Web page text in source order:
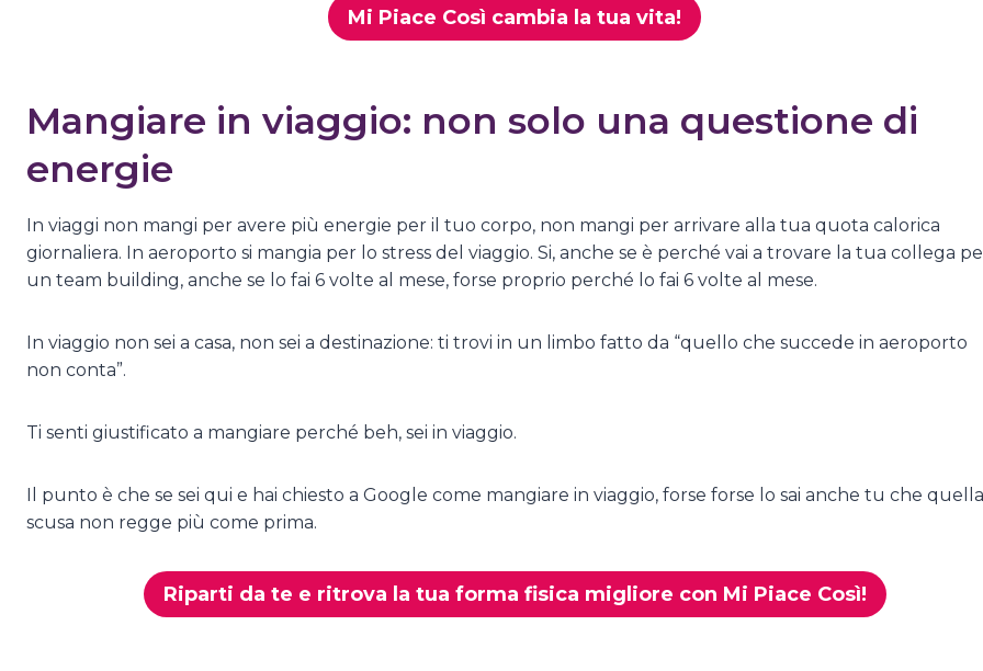
Mi Piace Così cambia la tua vita!
Mangiare in viaggio: non solo una questione di
energie
In viaggi non mangi per avere più energie per il tuo corpo, non mangi per arrivare alla tua quota calorica
giornaliera. In aeroporto si mangia per lo stress del viaggio. Si, anche se è perché vai a trovare la tua collega
un team building, anche se lo fai 6 volte al mese, forse proprio perché lo fai 6 volte al mese.
In viaggio non sei a casa, non sei a destinazione: ti trovi in un limbo fatto da “quello che succede in aeroporto
non conta”.
Ti senti giustificato a mangiare perché beh, sei in viaggio.
Il punto è che se sei qui e hai chiesto a Google come mangiare in viaggio, forse forse lo sai anche tu che quella
scusa non regge più come prima.
Riparti da te e ritrova la tua forma fisica migliore con Mi Piace Così!